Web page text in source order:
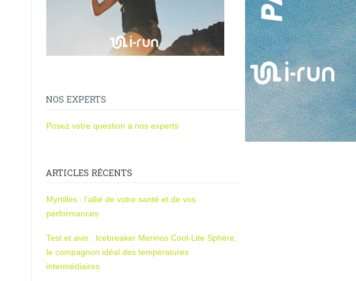
NOS EXPERTS
Posez votre question à nos experts
ARTICLES RÉCENTS
Myrtilles : l’allié de votre santé et de vos
performances
Test et avis : Icebreaker Merinos Cool-Lite Sphère,
le compagnon idéal des températures
intermédiaires